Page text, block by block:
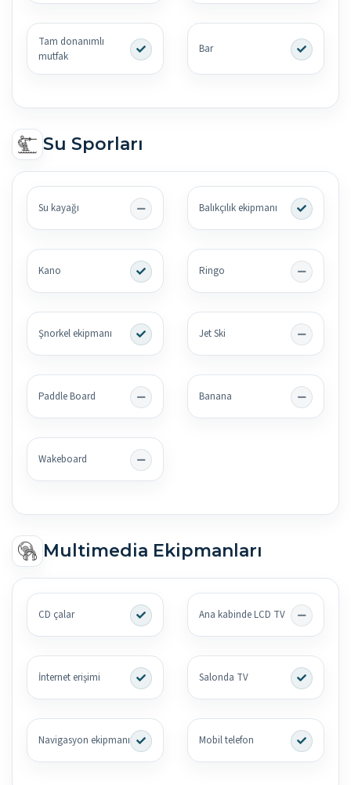
Tam donanımlı
mutfak
Bar
Su Sporları
Su kayağı Balıkçılık ekipmanı
Kano Ringo
Şnorkel ekipmanı Jet Ski
Paddle Board Banana
Wakeboard
Multimedia Ekipmanları
CD çalar Ana kabinde LCD TV
İnternet erişimi Salonda TV
Navigasyon ekipmanı Mobil telefon